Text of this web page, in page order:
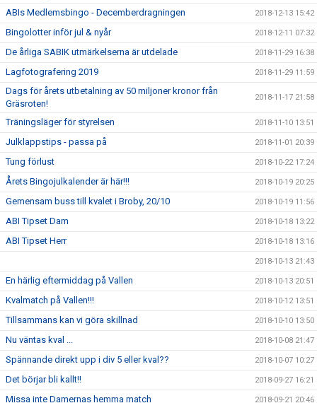
ABIs Medlemsbingo - Decemberdragningen 2018-12-13 15:42
Bingolotter inför jul & nyår 2018-12-11 07:32
De årliga SABIK utmärkelserna är utdelade 2018-11-29 16:38
Lagfotografering 2019 2018-11-29 11:59
Dags för årets utbetalning av 50 miljoner kronor från
Gräsroten!
2018-11-17 21:58
Träningsläger för styrelsen 2018-11-10 13:51
Julklappstips - passa på 2018-11-01 20:39
Tung förlust 2018-10-22 17:24
Årets Bingojulkalender är här!!! 2018-10-19 20:25
Gemensam buss till kvalet i Broby, 20/10 2018-10-19 11:56
ABI Tipset Dam 2018-10-18 13:22
ABI Tipset Herr 2018-10-18 13:16
2018-10-13 21:43
En härlig eftermiddag på Vallen 2018-10-13 20:51
Kvalmatch på Vallen!!! 2018-10-12 13:51
Tillsammans kan vi göra skillnad 2018-10-10 13:50
Nu väntas kval ... 2018-10-08 21:47
Spännande direkt upp i div 5 eller kval?? 2018-10-07 10:27
Det börjar bli kallt!! 2018-09-27 16:21
Missa inte Damernas hemma match 2018-09-21 20:46